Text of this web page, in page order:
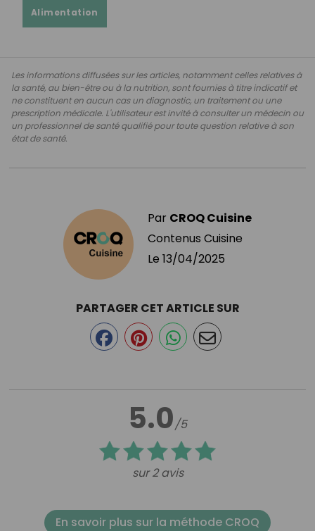
Alimentation
Les informations diffusées sur les articles, notamment celles relatives à
la santé, au bien-être ou à la nutrition, sont fournies à titre indicatif et
ne constituent en aucun cas un diagnostic, un traitement ou une
prescription médicale. L'utilisateur est invité à consulter un médecin ou
un professionnel de santé qualifié pour toute question relative à son
état de santé.
Par CROQ Cuisine
Contenus Cuisine
Le 13/04/2025
5.0/5
sur 2 avis
PARTAGER CET ARTICLE SUR
En savoir plus sur la méthode CROQ